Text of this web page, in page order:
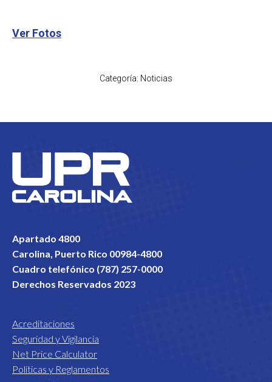
Ver Fotos
Categoría: Noticias
Apartado 4800
Carolina, Puerto Rico 00984-4800
Cuadro telefónico (787) 257-0000
Derechos Reservados 2023
Acreditaciones
Seguridad y Vigilancia
Net Price Calculator
Políticas y Reglamentos